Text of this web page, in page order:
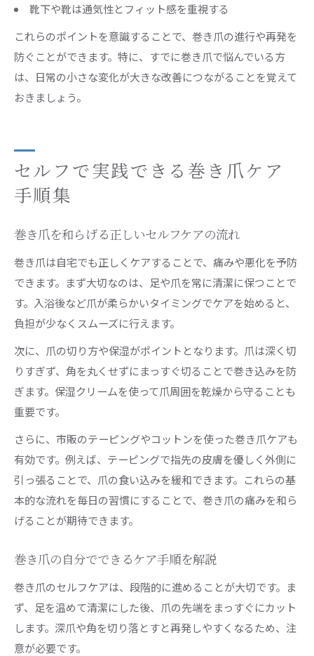
靴下や靴は通気性とフィット感を重視する
これらのポイントを意識することで、巻き爪の進行や再発を
防ぐことができます。特に、すでに巻き爪で悩んでいる方
は、日常の小さな変化が大きな改善につながることを覚えて
おきましょう。
セルフで実践できる巻き爪ケア
手順集
巻き爪を和らげる正しいセルフケアの流れ
巻き爪は自宅でも正しくケアすることで、痛みや悪化を予防
できます。まず大切なのは、足や爪を常に清潔に保つことで
す。入浴後など爪が柔らかいタイミングでケアを始めると、
負担が少なくスムーズに行えます。
次に、爪の切り方や保湿がポイントとなります。爪は深く切
りすぎず、角を丸くせずにまっすぐ切ることで巻き込みを防
ぎます。保湿クリームを使って爪周囲を乾燥から守ることも
重要です。
さらに、市販のテーピングやコットンを使った巻き爪ケアも
有効です。例えば、テーピングで指先の皮膚を優しく外側に
引っ張ることで、爪の食い込みを緩和できます。これらの基
本的な流れを毎日の習慣にすることで、巻き爪の痛みを和ら
げることが期待できます。
巻き爪の自分でできるケア手順を解説
巻き爪のセルフケアは、段階的に進めることが大切です。ま
ず、足を温めて清潔にした後、爪の先端をまっすぐにカット
します。深爪や角を切り落とすと再発しやすくなるため、注
意が必要です。